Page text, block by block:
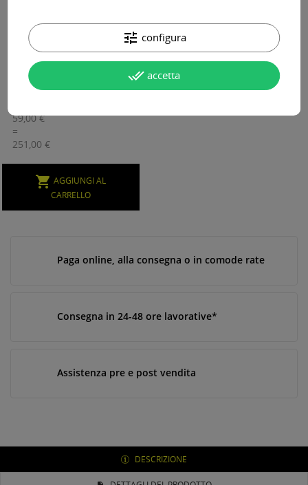
Macchinetta
DORSAFE
Totale
192,00 €
59,00 €
=
251,00 €
 AGGIUNGI AL
CARRELLO
Paga online, alla consegna o in comode rate
Consegna in 24-48 ore lavorative*
Assistenza pre e post vendita
DESCRIZIONE
tune configura
done_all accetta